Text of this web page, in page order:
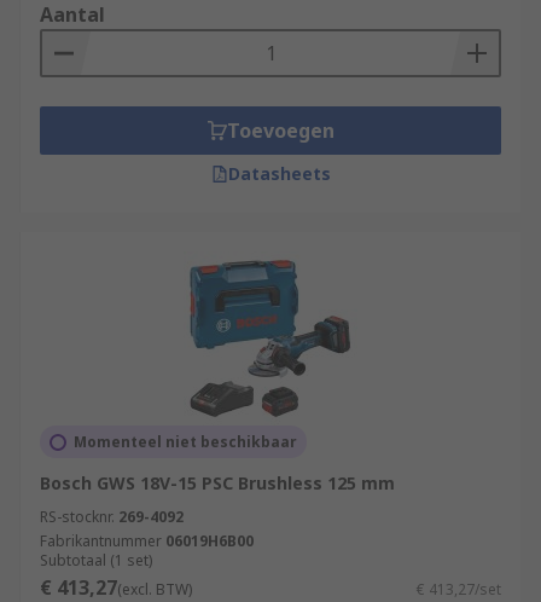
Aantal
Toevoegen
Datasheets
Momenteel niet beschikbaar
Bosch GWS 18V-15 PSC Brushless 125 mm
RS-stocknr. 269-4092
Fabrikantnummer 06019H6B00
Subtotaal (1 set)
€ 413,27(excl. BTW) € 413,27/set